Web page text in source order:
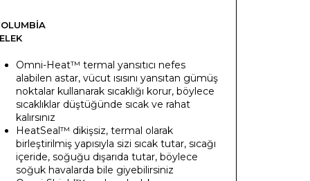
Omni-Heat™ termal yansıtıcı nefes
alabilen astar, vücut ısısını yansıtan gümüş
noktalar kullanarak sıcaklığı korur, böylece
sıcaklıklar düştüğünde sıcak ve rahat
kalırsınız
HeatSeal™ dikişsiz, termal olarak
birleştirilmiş yapısıyla sizi sıcak tutar, sıcağı
içeride, soğuğu dışarıda tutar, böylece
soğuk havalarda bile giyebilirsiniz